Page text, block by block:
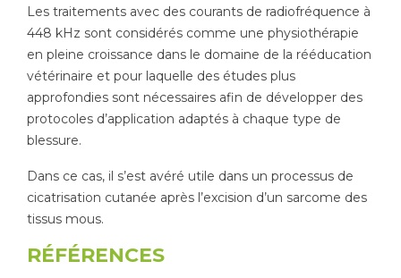
Les traitements avec des courants de radiofréquence à
448 kHz sont considérés comme une physiothérapie
en pleine croissance dans le domaine de la rééducation
vétérinaire et pour laquelle des études plus
approfondies sont nécessaires afin de développer des
protocoles d’application adaptés à chaque type de
blessure.
Dans ce cas, il s’est avéré utile dans un processus de
cicatrisation cutanée après l’excision d’un sarcome des
tissus mous.
RÉFÉRENCES